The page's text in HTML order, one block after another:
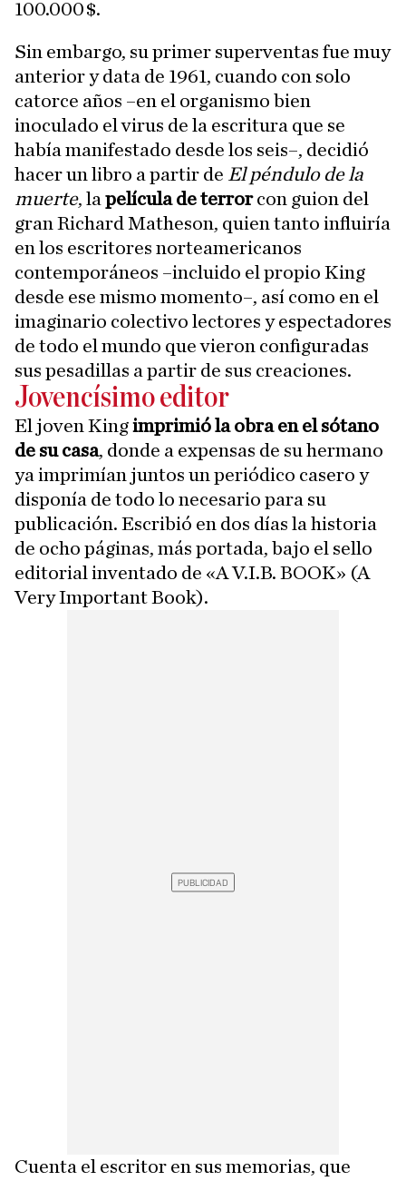
100.000 $.
Sin embargo, su primer superventas fue muy
anterior y data de 1961, cuando con solo
catorce años –en el organismo bien
inoculado el virus de la escritura que se
había manifestado desde los seis–, decidió
hacer un libro a partir de El péndulo de la
muerte, la película de terrorcon guion del
gran Richard Matheson, quien tanto influiría
en los escritores norteamericanos
contemporáneos –incluido el propio King
desde ese mismo momento–, así como en el
imaginario colectivo lectores y espectadores
de todo el mundo que vieron configuradas
sus pesadillas a partir de sus creaciones.
Jovencísimo editor
El joven Kingimprimió la obra en el sótano
de su casa, donde a expensas de su hermano
ya imprimían juntos un periódico casero y
disponía de todo lo necesario para su
publicación. Escribió en dos días la historia
de ocho páginas, más portada, bajo el sello
editorial inventado de «A V.I.B. BOOK» (A
Very Important Book).
Cuenta el escritor en sus memorias, que